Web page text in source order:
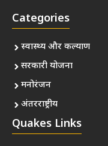
Categories
स्वास्थ्य और कल्याण
सरकारी योजना
मनोरंजन
अंतरराष्ट्रीय
Quakes Links